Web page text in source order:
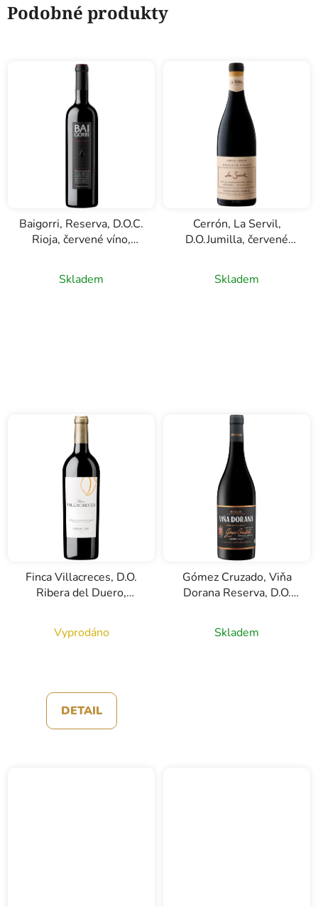
Podobné produkty
Baigorri, Reserva, D.O.C.
Rioja, červené víno,
Skladem
Cerrón, La Servil,
D.O.Jumilla, červené
Skladem
Finca Villacreces, D.O.
Ribera del Duero,
Vyprodáno
DETAIL
Gómez Cruzado, Viňa
Dorana Reserva, D.O.
0,75l
Skladem